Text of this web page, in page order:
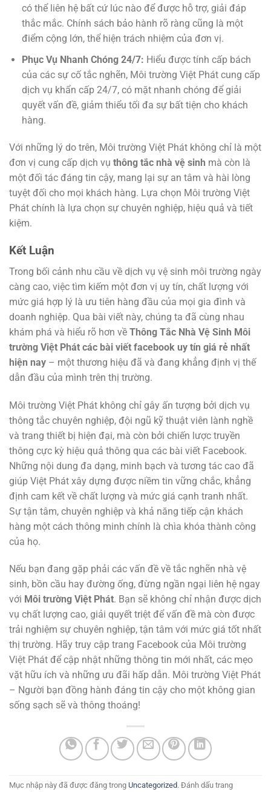
có thể liên hệ bất cứ lúc nào để được hỗ trợ, giải đáp
thắc mắc. Chính sách bảo hành rõ ràng cũng là một
điểm cộng lớn, thể hiện trách nhiệm của đơn vị.
Phục Vụ Nhanh Chóng 24/7: Hiểu được tính cấp bách
của các sự cố tắc nghẽn, Môi trường Việt Phát cung cấp
dịch vụ khẩn cấp 24/7, có mặt nhanh chóng để giải
quyết vấn đề, giảm thiểu tối đa sự bất tiện cho khách
hàng.
Với những lý do trên, Môi trường Việt Phát không chỉ là một
đơn vị cung cấp dịch vụ thông tắc nhà vệ sinh mà còn là
một đối tác đáng tin cậy, mang lại sự an tâm và hài lòng
tuyệt đối cho mọi khách hàng. Lựa chọn Môi trường Việt
Phát chính là lựa chọn sự chuyên nghiệp, hiệu quả và tiết
kiệm.
Kết Luận
Trong bối cảnh nhu cầu về dịch vụ vệ sinh môi trường ngày
càng cao, việc tìm kiếm một đơn vị uy tín, chất lượng với
mức giá hợp lý là ưu tiên hàng đầu của mọi gia đình và
doanh nghiệp. Qua bài viết này, chúng ta đã cùng nhau
khám phá và hiểu rõ hơn về Thông Tắc Nhà Vệ Sinh Môi
trường Việt Phát các bài viết facebook uy tín giá rẻ nhất
hiện nay – một thương hiệu đã và đang khẳng định vị thế
dẫn đầu của mình trên thị trường.
Môi trường Việt Phát không chỉ gây ấn tượng bởi dịch vụ
thông tắc chuyên nghiệp, đội ngũ kỹ thuật viên lành nghề
và trang thiết bị hiện đại, mà còn bởi chiến lược truyền
thông cực kỳ hiệu quả thông qua các bài viết Facebook.
Những nội dung đa dạng, minh bạch và tương tác cao đã
giúp Việt Phát xây dựng được niềm tin vững chắc, khẳng
định cam kết về chất lượng và mức giá cạnh tranh nhất.
Sự tận tâm, chuyên nghiệp và khả năng tiếp cận khách
hàng một cách thông minh chính là chìa khóa thành công
của họ.
Nếu bạn đang gặp phải các vấn đề về tắc nghẽn nhà vệ
sinh, bồn cầu hay đường ống, đừng ngần ngại liên hệ ngay
với Môi trường Việt Phát. Bạn sẽ không chỉ nhận được dịch
vụ chất lượng cao, giải quyết triệt để vấn đề mà còn được
trải nghiệm sự chuyên nghiệp, tận tâm với mức giá tốt nhất
thị trường. Hãy truy cập trang Facebook của Môi trường
Việt Phát để cập nhật những thông tin mới nhất, các mẹo
vặt hữu ích và những ưu đãi hấp dẫn. Môi trường Việt Phát
– Người bạn đồng hành đáng tin cậy cho một không gian
sống sạch sẽ và thông thoáng!
Mục nhập này đã được đăng trong Uncategorized. Đánh dấu trang